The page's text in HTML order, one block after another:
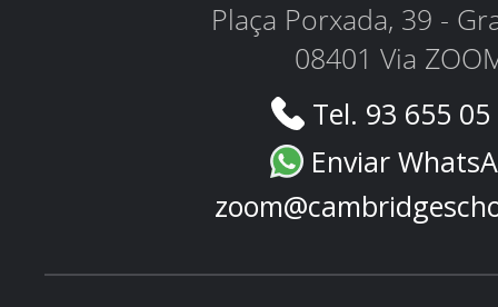
Plaça Porxada, 39 -
08401 Via
Tel. 93 655
Enviar